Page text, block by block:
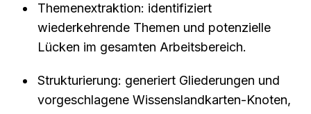
Themenextraktion: identifiziert
wiederkehrende Themen und potenzielle
Lücken im gesamten Arbeitsbereich.
Strukturierung: generiert Gliederungen und
vorgeschlagene Wissenslandkarten-Knoten,